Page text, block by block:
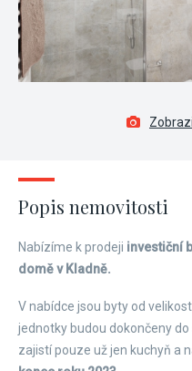
Popis nemovitosti
Nabízíme k prodeji investiční
domě v Kladně.
V nabídce jsou byty od
jednotky budou dokončeny
zajistí pouze už jen kuchyň a